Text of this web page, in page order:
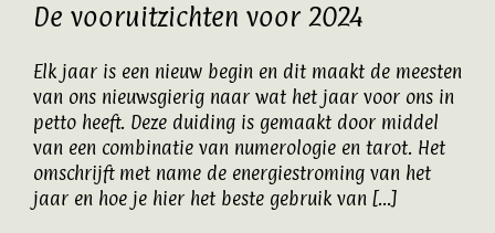
De vooruitzichten voor 2024
Elk jaar is een nieuw begin en dit maakt de meesten
van ons nieuwsgierig naar wat het jaar voor ons in
petto heeft. Deze duiding is gemaakt door middel
van een combinatie van numerologie en tarot. Het
omschrijft met name de energiestroming van het
jaar en hoe je hier het beste gebruik van [...]